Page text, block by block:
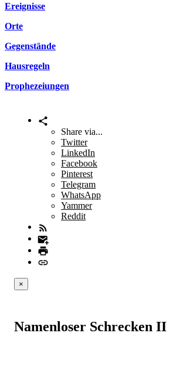
Ereignisse
Orte
Gegenstände
Hausregeln
Prophezeiungen
Share via...
Twitter
LinkedIn
Facebook
Pinterest
Telegram
WhatsApp
Yammer
Reddit
×
Namenloser Schrecken II